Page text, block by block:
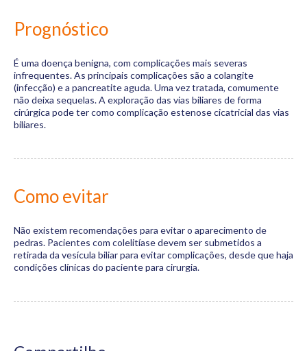
Prognóstico
É uma doença benigna, com complicações mais severas
infrequentes. As principais complicações são a colangite
(infecção) e a pancreatite aguda. Uma vez tratada, comumente
não deixa sequelas. A exploração das vias biliares de forma
cirúrgica pode ter como complicação estenose cicatricial das vias
biliares.
Como evitar
Não existem recomendações para evitar o aparecimento de
pedras. Pacientes com colelitíase devem ser submetidos a
retirada da vesícula biliar para evitar complicações, desde que haja
condições clínicas do paciente para cirurgia.